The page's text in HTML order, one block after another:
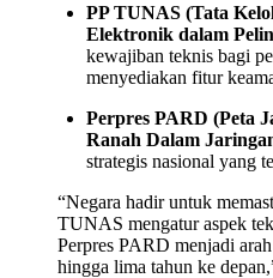
PP TUNAS (Tata
Elektronik dalam
kewajiban teknis bagi
menyediakan fitur
Perpres PARD (Peta
Ranah Dalam
strategis nasional yang
“Negara hadir untuk
TUNAS mengatur aspek
Perpres PARD menjadi
hingga lima tahun ke